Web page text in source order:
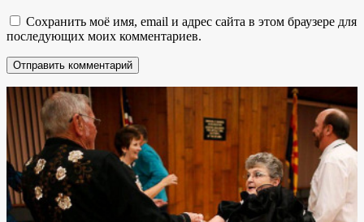
Сохранить моё имя, email и адрес сайта в этом браузере для
последующих моих комментариев.